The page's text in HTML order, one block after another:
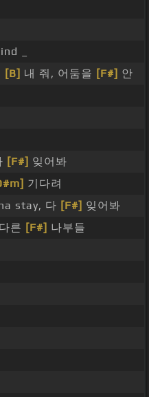
_
[B] 내 줘, 어둠을 [F#] 안
[F#] 잊어봐
기다려
stay, 다 [F#] 잊어봐
른 [F#] 나부들